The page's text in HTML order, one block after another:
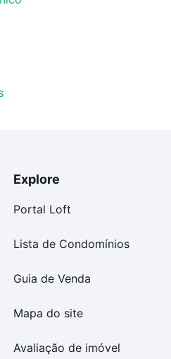
Explore
Portal Loft
Lista de Condomínios
Guia de Venda
Mapa do site
Avaliação de imóvel